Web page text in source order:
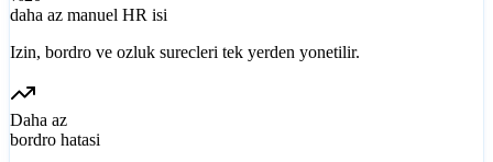
daha az manuel HR isi
Izin, bordro ve ozluk surecleri tek yerden yonetilir.
Daha az
bordro hatasi